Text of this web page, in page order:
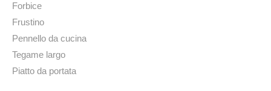
Forbice
Frustino
Pennello da cucina
Tegame largo
Piatto da portata